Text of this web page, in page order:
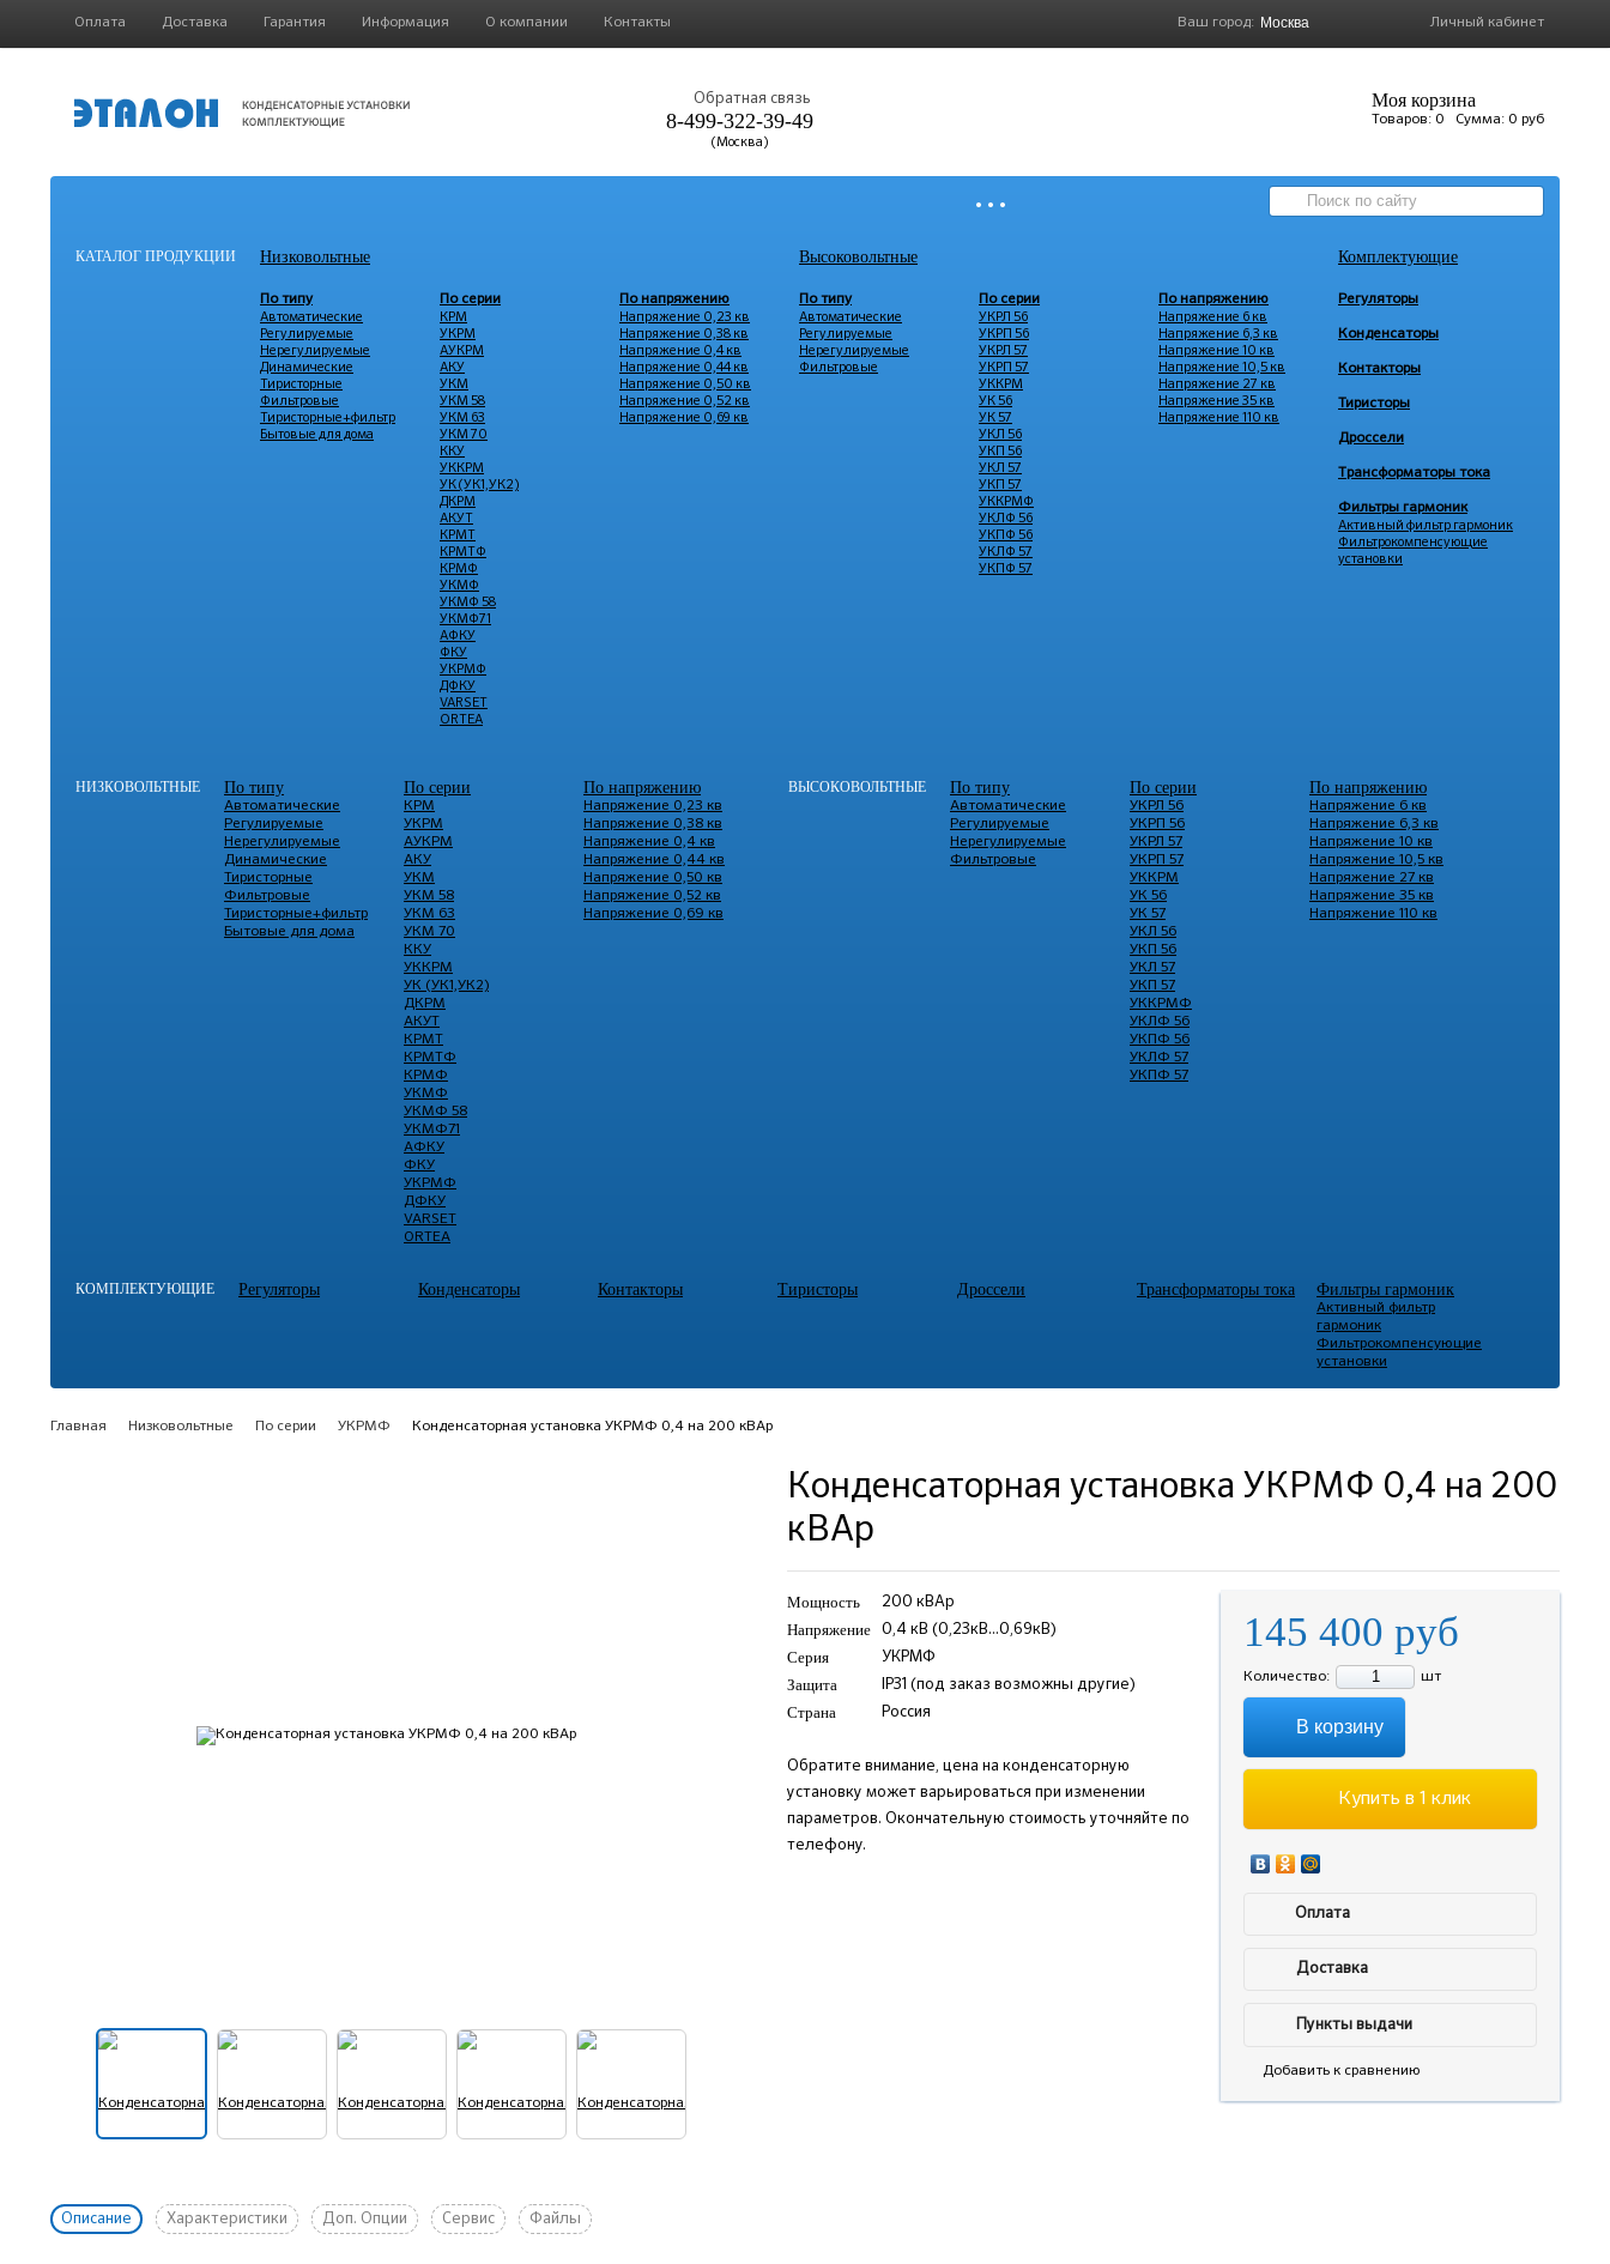
Оплата Доставка Гарантия Информация О компании Контакты Личный кабинет
Ваш город:
Моя корзина
Товаров: 0 Сумма: 0 руб
Обратная связь
8-499-322-39-49
(Москва)
• • •
КАТАЛОГ ПРОДУКЦИИ Низковольтные
По типу
Автоматические
Регулируемые
Нерегулируемые
Динамические
Тиристорные
Фильтровые
Тиристорные+фильтр
Бытовые для дома
По серии
КРМ
УКРМ
АУКРМ
АКУ
УКМ
УКМ 58
УКМ 63
УКМ 70
ККУ
УККРМ
УК (УК1,УК2)
ДКРМ
АКУТ
КРМТ
КРМТФ
КРМФ
УКМФ
УКМФ 58
УКМФ71
АФКУ
ФКУ
УКРМФ
ДФКУ
VARSET
ORTEA
По напряжению
Напряжение 0,23 кв
Напряжение 0,38 кв
Напряжение 0,4 кв
Напряжение 0,44 кв
Напряжение 0,50 кв
Напряжение 0,52 кв
Напряжение 0,69 кв
Высоковольтные
По типу
Автоматические
Регулируемые
Нерегулируемые
Фильтровые
По серии
УКРЛ 56
УКРП 56
УКРЛ 57
УКРП 57
УККРМ
УК 56
УК 57
УКЛ 56
УКП 56
УКЛ 57
УКП 57
УККРМФ
УКЛФ 56
УКПФ 56
УКЛФ 57
УКПФ 57
По напряжению
Напряжение 6 кв
Напряжение 6,3 кв
Напряжение 10 кв
Напряжение 10,5 кв
Напряжение 27 кв
Напряжение 35 кв
Напряжение 110 кв
Комплектующие
Регуляторы
Конденсаторы
Контакторы
Тиристоры
Дроссели
Трансформаторы тока
Фильтры гармоник
Активный фильтр гармоник
Фильтрокомпенсующие
установки
НИЗКОВОЛЬТНЫЕ По типу
Автоматические
Регулируемые
Нерегулируемые
Динамические
Тиристорные
Фильтровые
Тиристорные+фильтр
Бытовые для дома
По серии
КРМ
УКРМ
АУКРМ
АКУ
УКМ
УКМ 58
УКМ 63
УКМ 70
ККУ
УККРМ
УК (УК1,УК2)
ДКРМ
АКУТ
КРМТ
КРМТФ
КРМФ
УКМФ
УКМФ 58
УКМФ71
АФКУ
ФКУ
УКРМФ
ДФКУ
VARSET
ORTEA
По напряжению
Напряжение 0,23 кв
Напряжение 0,38 кв
Напряжение 0,4 кв
Напряжение 0,44 кв
Напряжение 0,50 кв
Напряжение 0,52 кв
Напряжение 0,69 кв
ВЫСОКОВОЛЬТНЫЕ По типу
Автоматические
Регулируемые
Нерегулируемые
Фильтровые
По серии
УКРЛ 56
УКРП 56
УКРЛ 57
УКРП 57
УККРМ
УК 56
УК 57
УКЛ 56
УКП 56
УКЛ 57
УКП 57
УККРМФ
УКЛФ 56
УКПФ 56
УКЛФ 57
УКПФ 57
По напряжению
Напряжение 6 кв
Напряжение 6,3 кв
Напряжение 10 кв
Напряжение 10,5 кв
Напряжение 27 кв
Напряжение 35 кв
Напряжение 110 кв
КОМПЛЕКТУЮЩИЕ Регуляторы Конденсаторы Контакторы Тиристоры Дроссели Трансформаторы тока Фильтры гармоник
Активный фильтр
гармоник
Фильтрокомпенсующие
установки
Главная Низковольтные По серии УКРМФ Конденсаторная установка УКРМФ 0,4 на 200 кВАр
Конденсаторная установка УКРМФ 0,4 на 200
кВАр
145 400 руб
Количество: шт
В корзину
Купить в 1 клик
Оплата
Доставка
Пункты выдачи
Добавить к сравнению
Мощность 200 кВАр
Напряжение 0,4 кВ (0,23кВ...0,69кВ)
Серия УКРМФ
Защита IP31 (под заказ возможны другие)
Страна Россия
Обратите внимание, цена на конденсаторную
установку может варьироваться при изменении
параметров. Окончательную стоимость уточняйте по
телефону.
Описание Характеристики Доп. Опции Сервис Файлы